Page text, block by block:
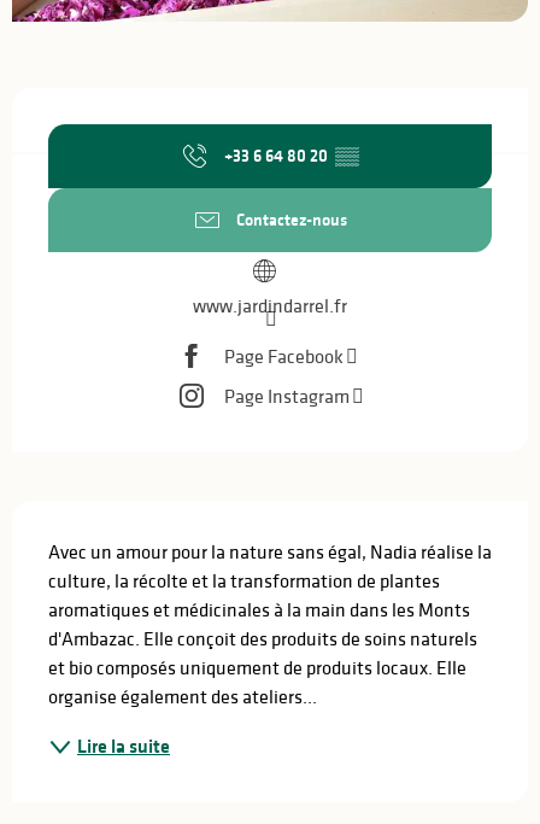
+33 6 64 80 20 ▒▒
Contactez-nous
www.jardindarrel.fr
Page Facebook
Page Instagram
Avec un amour pour la nature sans égal, Nadia réalise la
culture, la récolte et la transformation de plantes
aromatiques et médicinales à la main dans les Monts
d'Ambazac. Elle conçoit des produits de soins naturels
et bio composés uniquement de produits locaux. Elle
organise également des ateliers...
Lire la suite